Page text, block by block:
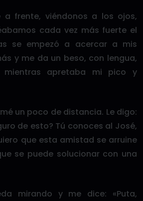
a frente, viéndonos a los ojos,
cada vez más fuerte el
se empezó a acercar a mis
y me da un beso, con lengua,
mientras apretaba mi pico y
un poco de distancia. Le digo:
de esto? Tú conoces al José,
que esta amistad se arruine
se puede solucionar con una
mirando y me dice: «Puta,